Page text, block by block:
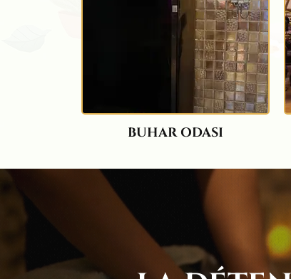
BUHAR ODASI